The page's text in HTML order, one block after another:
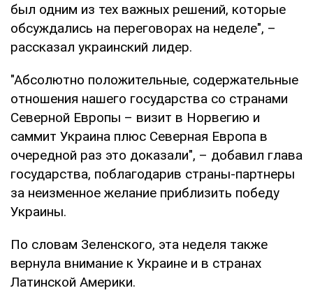
был одним из тех важных решений, которые
обсуждались на переговорах на неделе", –
рассказал украинский лидер.
"Абсолютно положительные, содержательные
отношения нашего государства со странами
Северной Европы – визит в Норвегию и
саммит Украина плюс Северная Европа в
очередной раз это доказали", – добавил глава
государства, поблагодарив страны-партнеры
за неизменное желание приблизить победу
Украины.
По словам Зеленского, эта неделя также
вернула внимание к Украине и в странах
Латинской Америки.